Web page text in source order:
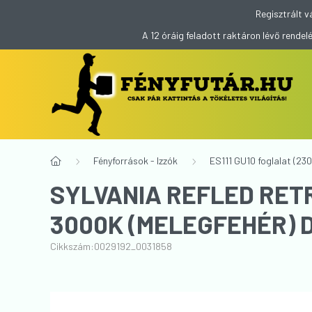
Regisztrált
A 12 óráig feladott raktáron lévő
Fényforrások - Izzók ES111 GU10 foglalat
SYLVANIA REFLED
3000K (MELEGFEHÉR)
Cikkszám:0029192_0031858